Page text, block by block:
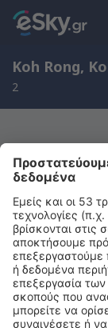
2
Μας
Προσπαθήστε να